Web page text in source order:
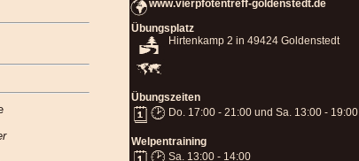
www.vierpfotentreff-goldenstedt.de
Übungsplatz
Hirtenkamp 2 in 49424 Goldenstedt
Übungszeiten
Do. 17:00 - 21:00 und Sa. 13:00 - 19:00
Welpentraining
Sa. 13:00 - 14:00